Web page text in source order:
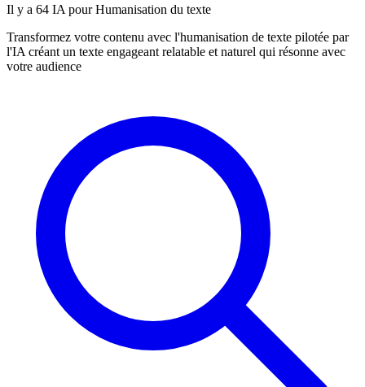
Il y a 64 IA pour Humanisation du texte
Transformez votre contenu avec l'humanisation de texte pilotée par
l'IA créant un texte engageant relatable et naturel qui résonne avec
votre audience